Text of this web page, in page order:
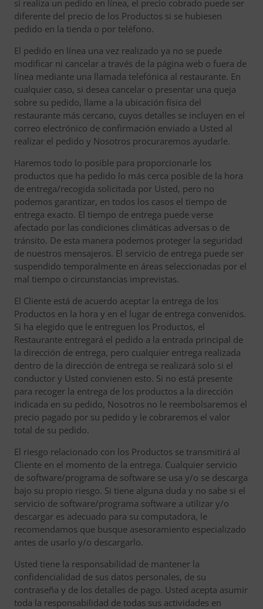
si realiza un pedido en línea, el precio cobrado puede ser
diferente del precio de los Productos si se hubiesen
pedido en la tienda o por teléfono.
El pedido en línea una vez realizado ya no se puede
modificar ni cancelar a través de la página web o fuera de
línea mediante una llamada telefónica al restaurante. En
cualquier caso, si desea cancelar o presentar una queja
sobre su pedido, llame a la ubicación física del
restaurante más cercano, cuyos detalles se incluyen en el
correo electrónico de confirmación enviado a Usted al
realizar el pedido y Nosotros procuraremos ayudarle.
Haremos todo lo posible para proporcionarle los
productos que ha pedido lo más cerca posible de la hora
de entrega/recogida solicitada por Usted, pero no
podemos garantizar, en todos los casos el tiempo de
entrega exacto. El tiempo de entrega puede verse
afectado por las condiciones climáticas adversas o de
tránsito. De esta manera podemos proteger la seguridad
de nuestros mensajeros. El servicio de entrega puede ser
suspendido temporalmente en áreas seleccionadas por el
mal tiempo o circunstancias imprevistas.
El Cliente está de acuerdo aceptar la entrega de los
Productos en la hora y en el lugar de entrega convenidos.
Si ha elegido que le entreguen los Productos, el
Restaurante entregará el pedido a la entrada principal de
la dirección de entrega, pero cualquier entrega realizada
dentro de la dirección de entrega se realizará solo si el
conductor y Usted convienen esto. Si no está presente
para recoger la entrega de los productos a la dirección
indicada en su pedido, Nosotros no le reembolsaremos el
precio pagado por su pedido y le cobraremos el valor
total de su pedido.
El riesgo relacionado con los Productos se transmitirá al
Cliente en el momento de la entrega. Cualquier servicio
de software/programa de software se usa y/o se descarga
bajo su propio riesgo. Si tiene alguna duda y no sabe si el
servicio de software/programa software a utilizar y/o
descargar es adecuado para su computadora, le
recomendamos que busque asesoramiento especializado
antes de usarlo y/o descargarlo.
Usted tiene la responsabilidad de mantener la
confidencialidad de sus datos personales, de su
contraseña y de los detalles de pago. Usted acepta asumir
toda la responsabilidad de todas sus actividades en